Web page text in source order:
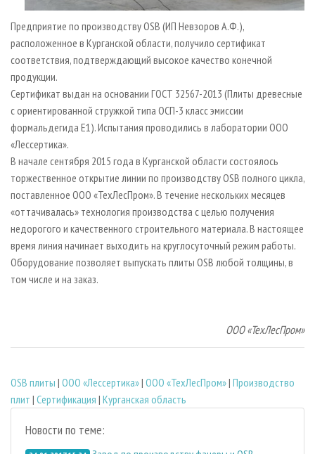
Предприятие по производству OSB (ИП Невзоров А.Ф.),
расположенное в Курганской области, получило сертификат
соответствия, подтверждающий высокое качество конечной
продукции.
Сертификат выдан на основании ГОСТ 32567-2013 (Плиты древесные
с ориентированной стружкой типа ОСП-3 класс эмиссии
формальдегида E1). Испытания проводились в лаборатории ООО
«Лессертика».
В начале сентября 2015 года в Курганской области состоялось
торжественное открытие линии по производству OSB полного цикла,
поставленное ООО «ТехЛесПром». В течение нескольких месяцев
«оттачивалась» технология производства с целью получения
недорогого и качественного строительного материала. В настоящее
время линия начинает выходить на круглосуточный режим работы.
Оборудование позволяет выпускать плиты OSB любой толщины, в
том числе и на заказ.
ООО «ТехЛесПром»
OSB плиты | ООО «Лессертика»| ООО «ТехЛесПром»| Производство
плит | Сертификация | Курганская область
Новости по теме: